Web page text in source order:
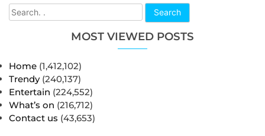
Search
MOST VIEWED POSTS
Home (1,412,102)
Trendy (240,137)
Entertain (224,552)
What’s on (216,712)
Contact us (43,653)